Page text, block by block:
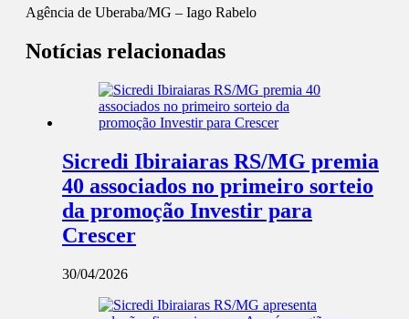
Agência de Uberaba/MG – Iago Rabelo
Notícias relacionadas
Sicredi Ibiraiaras RS/MG premia
40 associados no primeiro sorteio
da promoção Investir para
Crescer
30/04/2026